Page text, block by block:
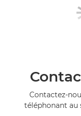
Contactez-
téléphonant au